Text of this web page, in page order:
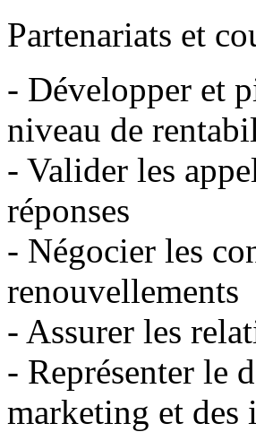
Partenariats et
- Développer et
niveau de
- Valider les
réponses
- Négocier les
renouvellements
- Assurer les
- Représenter le
marketing et des